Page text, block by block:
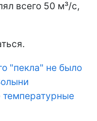
всего 50 м³/с,
"пекла" не было
температурные